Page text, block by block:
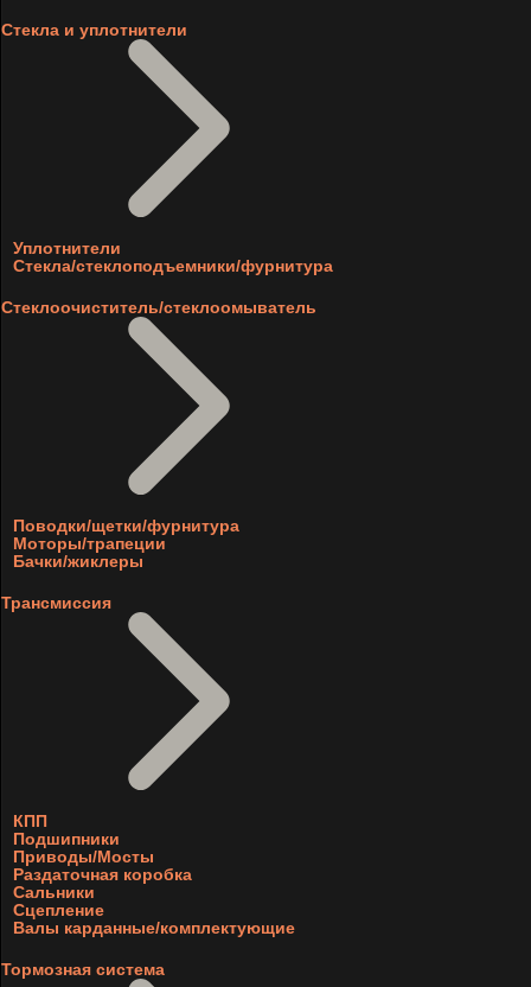
Стекла и уплотнители
Уплотнители
Стекла/стеклоподъемники/фурнитура
Стеклоочиститель/стеклоомыватель
Поводки/щетки/фурнитура
Моторы/трапеции
Бачки/жиклеры
Трансмиссия
КПП
Подшипники
Приводы/Мосты
Раздаточная коробка
Сальники
Сцепление
Валы карданные/комплектующие
Тормозная система